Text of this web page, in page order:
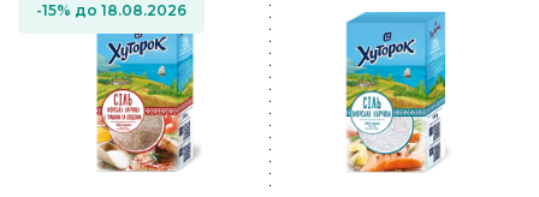
-15% до 18.08.2026